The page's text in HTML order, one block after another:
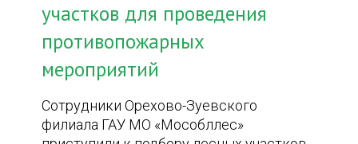
участков для проведения
противопожарных
мероприятий
Сотрудники Орехово-Зуевского
филиала ГАУ МО «Мособллес»